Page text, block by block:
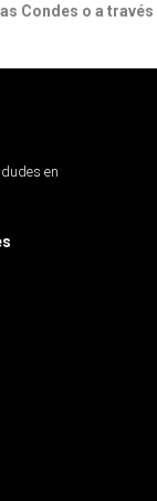
Condes o a través
en